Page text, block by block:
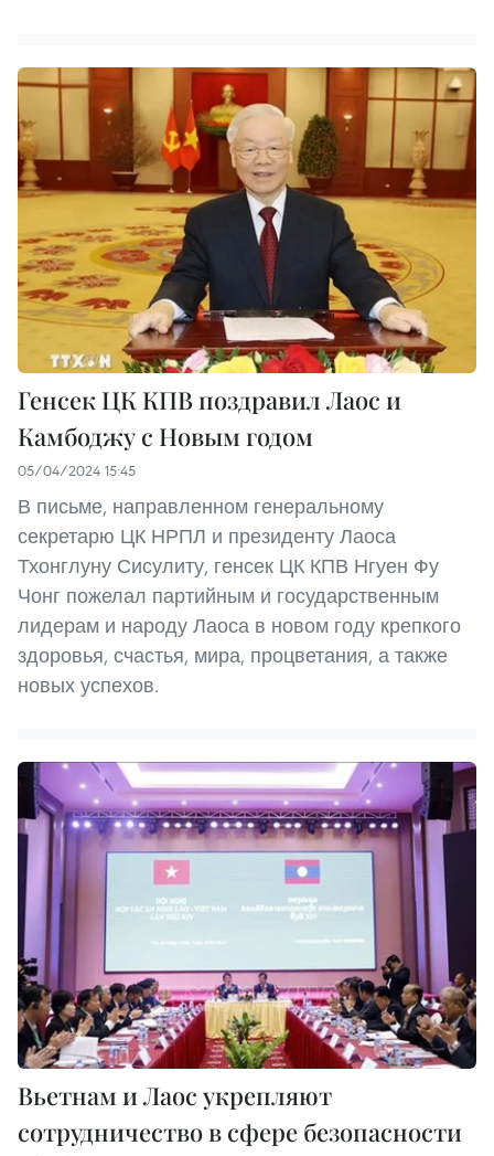
Генсек ЦК КПВ поздравил Лаос и
Камбоджу с Новым годом
05/04/2024 15:45
В письме, направленном генеральному
секретарю ЦК НРПЛ и президенту Лаоса
Тхонглуну Сисулиту, генсек ЦК КПВ Нгуен Фу
Чонг пожелал партийным и государственным
лидерам и народу Лаоса в новом году крепкого
здоровья, счастья, мира, процветания, а также
новых успехов.
Вьетнам и Лаос укрепляют
сотрудничество в сфере безопасности